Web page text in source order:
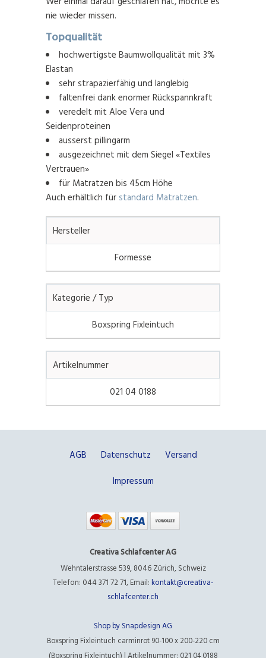
nie wieder missen.
Topqualität
hochwertigste Baumwollqualität mit 3%
Elastan
sehr strapazierfähig und langlebig
faltenfrei dank enormer Rückspannkraft
veredelt mit Aloe Vera und
Seidenproteinen
ausserst pillingarm
ausgezeichnet mit dem Siegel «Textiles
Vertrauen»
für Matratzen bis 45cm Höhe
Auch erhältlich für standard Matratzen.
Hersteller
Formesse
Kategorie / Typ
Boxspring Fixleintuch
Artikelnummer
021 04 0188
AGB Datenschutz
Versand
Impressum
Creativa Schlafcenter AG
Wehntalerstrasse 539, 8046 Zürich, Schweiz
Telefon: 044 371 72 71, Email: kontakt@creativa-
schlafcenter.ch
Shop by Snapdesign AG
Boxspring Fixleintuch carminrot 90-100 x 200-220 cm
(Boxspring Fixleintuch) | Artikelnummer: 021 04 0188